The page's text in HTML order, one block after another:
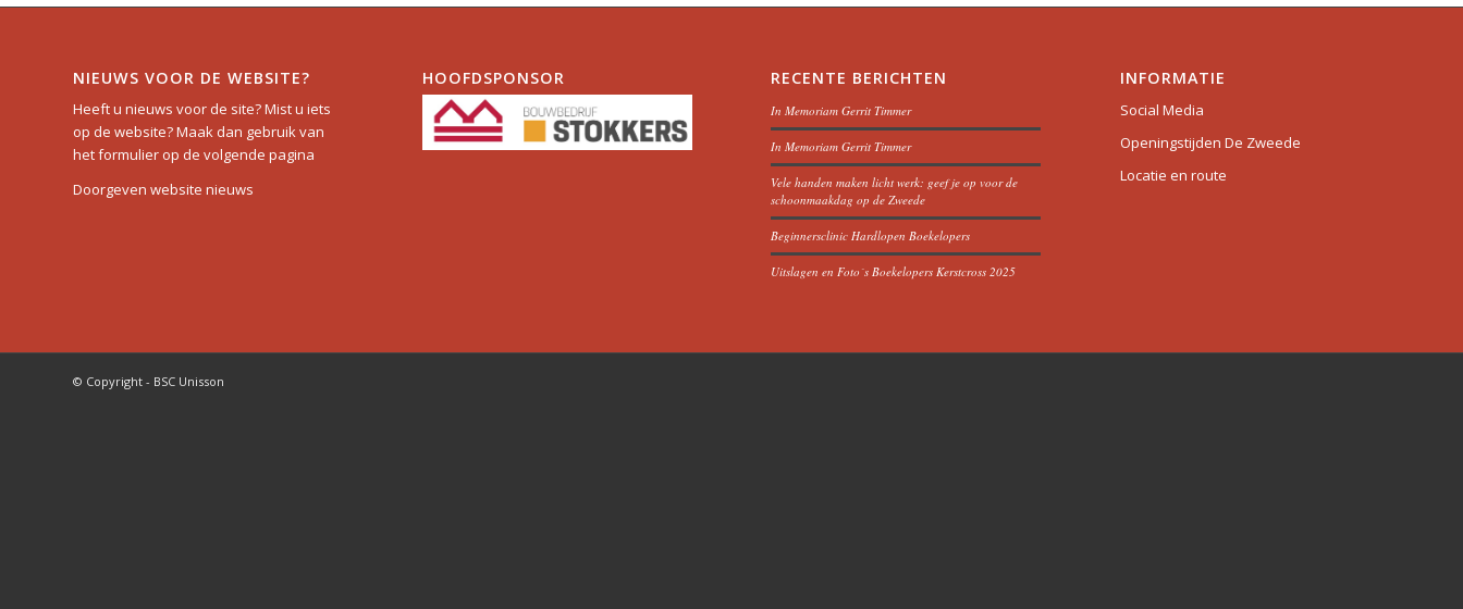
NIEUWS VOOR DE WEBSITE?
Heeft u nieuws voor de site? Mist u iets
op de website? Maak dan gebruik van
het formulier op de volgende pagina
Doorgeven website nieuws
HOOFDSPONSOR RECENTE BERICHTEN
In Memoriam Gerrit Timmer
In Memoriam Gerrit Timmer
Vele handen maken licht werk: geef je op voor de
schoonmaakdag op de Zweede
Beginnersclinic Hardlopen Boekelopers
Uitslagen en Foto´s Boekelopers Kerstcross 2025
INFORMATIE
Social Media
Openingstijden De Zweede
Locatie en route
© Copyright - BSC Unisson